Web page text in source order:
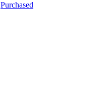
Purchased